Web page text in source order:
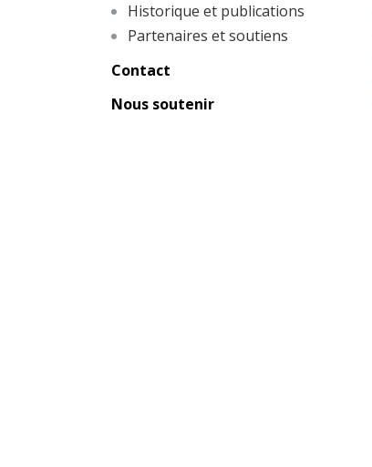
Historique et publications
Partenaires et soutiens
Contact
Nous soutenir